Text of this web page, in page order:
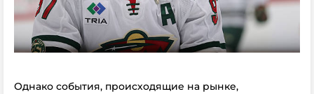
Однако события, происходящие на рынке,